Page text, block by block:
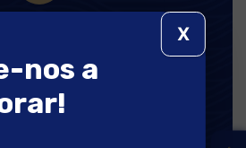
nos a
X